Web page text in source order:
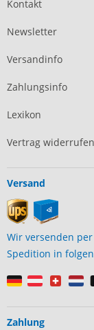
Kontakt
Newsletter
Versandinfo
Zahlungsinfo
Lexikon
Vertrag widerrufen
Versand
Wir versenden
Spedition in
Zahlung